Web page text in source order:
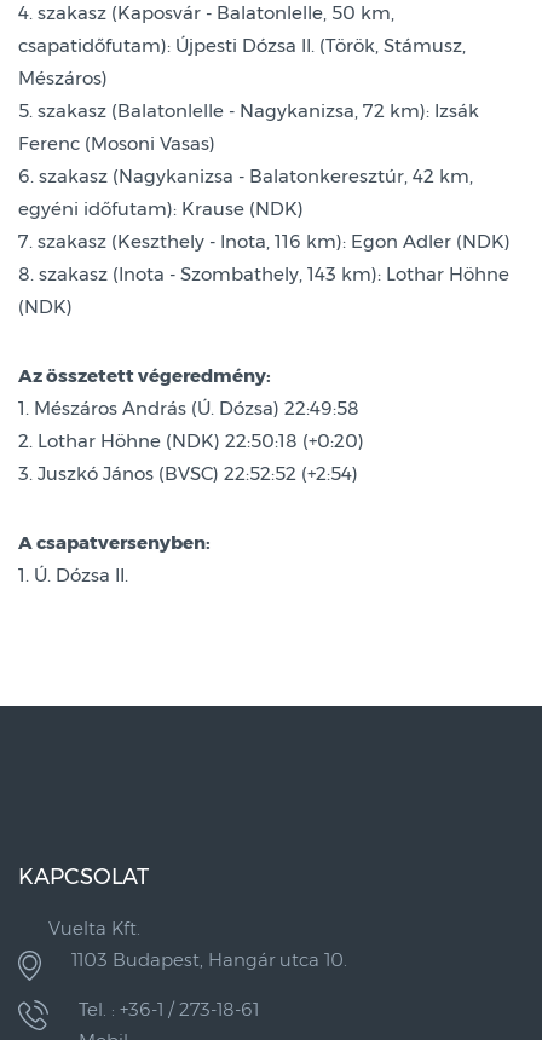
4. szakasz (Kaposvár - Balatonlelle, 50 km,
csapatidőfutam): Újpesti Dózsa II. (Török, Stámusz,
Mészáros)
5. szakasz (Balatonlelle - Nagykanizsa, 72 km): Izsák
Ferenc (Mosoni Vasas)
6. szakasz (Nagykanizsa - Balatonkeresztúr, 42 km,
egyéni időfutam): Krause (NDK)
7. szakasz (Keszthely - Inota, 116 km): Egon Adler (NDK)
8. szakasz (Inota - Szombathely, 143 km): Lothar Höhne
(NDK)
Az összetett végeredmény:
1. Mészáros András (Ú. Dózsa) 22:49:58
2. Lothar Höhne (NDK) 22:50:18 (+0:20)
3. Juszkó János (BVSC) 22:52:52 (+2:54)
A csapatversenyben:
1. Ú. Dózsa II.
KAPCSOLAT
Vuelta Kft.
1103 Budapest, Hangár utca 10.
Tel. : +36-1 / 273-18-61